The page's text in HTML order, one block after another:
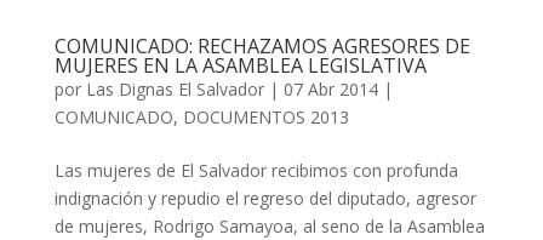
COMUNICADO: RECHAZAMOS AGRESORES DE
MUJERES EN LA ASAMBLEA LEGISLATIVA
por Las Dignas El Salvador| 07 Abr 2014|
COMUNICADO, DOCUMENTOS 2013
Las mujeres de El Salvador recibimos con profunda
indignación y repudio el regreso del diputado, agresor
de mujeres, Rodrigo Samayoa, al seno de la Asamblea